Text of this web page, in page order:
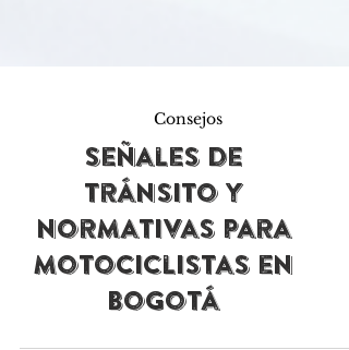
Consejos
Señales de
tránsito y
normativas para
motociclistas en
Bogotá